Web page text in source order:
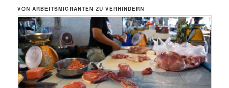
ON ARBEITSMIGRANTEN ZU VERHINDERN